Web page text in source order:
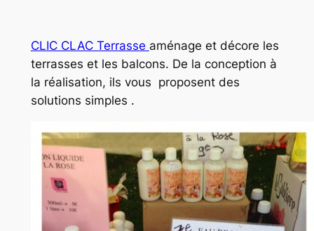
CLIC CLAC Terrasse aménage et décore les
terrasses et les balcons. De la conception à
la réalisation, ils vous proposent des
solutions simples .